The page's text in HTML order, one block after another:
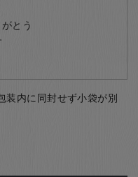
とう
装内に同封せず小袋が別